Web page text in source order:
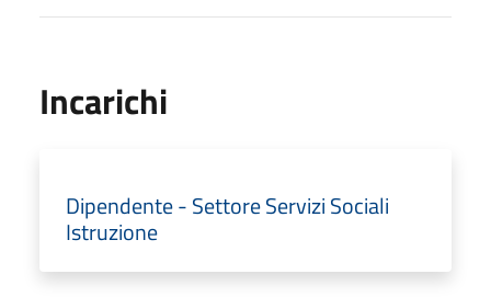
Incarichi
Dipendente - Settore Servizi Sociali
Istruzione